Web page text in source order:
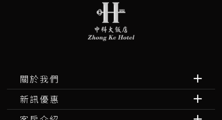
關於我們
新訊優惠